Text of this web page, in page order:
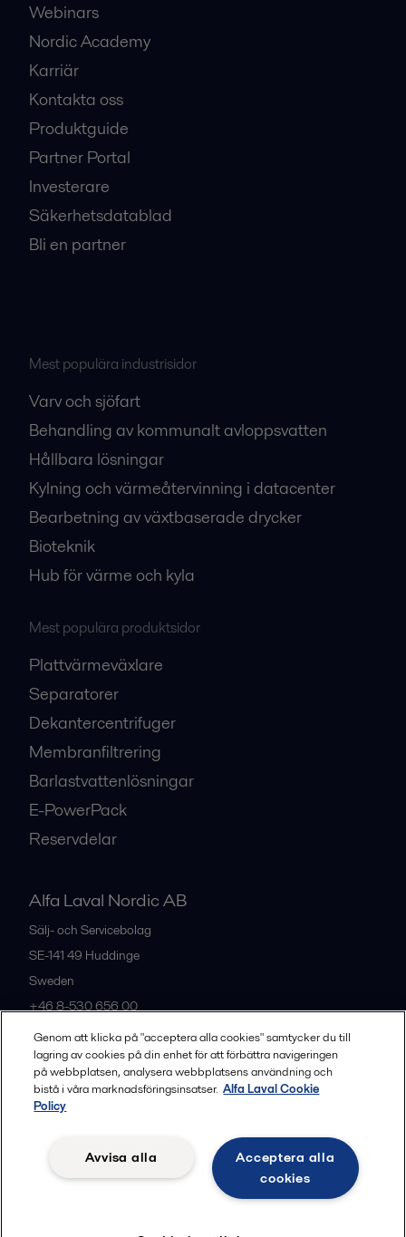
Webinars
Nordic Academy
Karriär
Kontakta oss
Produktguide
Partner Portal
Investerare
Säkerhetsdatablad
Bli en partner
Mest populära industrisidor
Varv och sjöfart
Behandling av kommunalt avloppsvatten
Hållbara lösningar
Kylning och värmeåtervinning i datacenter
Bearbetning av växtbaserade drycker
Bioteknik
Hub för värme och kyla
Mest populära produktsidor
Plattvärmeväxlare
Separatorer
Dekantercentrifuger
Membranfiltrering
Barlastvattenlösningar
E-PowerPack
Reservdelar
Alfa Laval Nordic AB
Sälj- och Servicebolag
SE-141 49 Huddinge
Sweden
+46 8-530 656 00
Alla kontor och partners
Legal terms and conditions
Community guidelines
Genom att klicka på "acceptera alla cookies" samtycker du till
lagring av cookies på din enhet för att förbättra navigeringen
på webbplatsen, analysera webbplatsens användning och
bistå i våra marknadsföringsinsatser. Alfa Laval Cookie
Policy
Acceptera alla
cookies
Avvisa alla